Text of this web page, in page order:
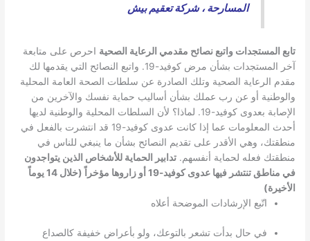
المسارحة،شركة تعقيم بيش
تابع المستجدات واتبع نصائح مقدمي الرعاية الصحية احرص على متابعة
آخر المستجدات بشأن مرض كوفيد-19. واتبع النصائح التي يقدمها لك
مقدم الرعاية الصحية وتلك الصادرة عن سلطات الصحة العامة المحلية
والوطنية أو عن رب عملك بشأن أساليب حماية نفسك والآخرين من
الإصابة بعدوى كوفيد-19. لماذا؟ لأن السلطات المحلية والوطنية لديها
أحدث المعلومات عما إذا كانت عدوى كوفيد-19 قد انتشرت بالفعل في
منطقتك، وهي الأقدر على تقديم النصائح بشأن ما ينبغي للناس في
منطقتك فعله لحماية أنفسهم.تدابير الحماية للأشخاص الذين يتواجدون
في مناطق تنتشر فيها عدوى كوفيد-19 أو زاروها مؤخراً (خلال 14 يوماً
الأخيرة)
اتّبع الإرشادات الموضحة أعلاه
في حال بدأت تشعر بالتوعك، ولو بأعراض خفيفة كالصداع